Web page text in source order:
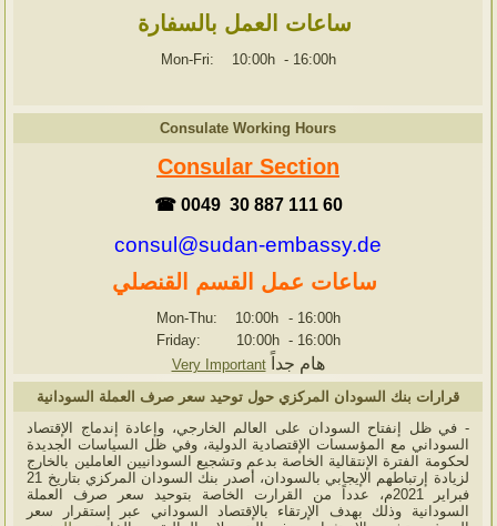
ساعات العمل بالسفارة
Mon-Fri: 10:00h - 16:00h
Consulate Working Hours
Consular Section
☎ 0049 30 887 111 60
consul@sudan-embassy.de
ساعات عمل القسم القنصلي
Mon-Thu: 10:00h - 16:00h
Friday: 10:00h - 16:00h
Very Important
هام جداً
قرارات بنك السودان المركزي حول توحيد سعر صرف العملة السودانية
- في ظل إنفتاح السودان على العالم الخارجي، وإعادة إندماج الإقتصاد
السوداني مع المؤسسات الإقتصادية الدولية، وفي ظل السياسات الجديدة
لحكومة الفترة الإنتقالية الخاصة بدعم وتشجيع السودانيين العاملين بالخارج
لزيادة إرتباطهم الإيجابي بالسودان، أصدر بنك السودان المركزي بتاريخ 21
فبراير 2021م، عدداً من القرارت الخاصة بتوحيد سعر صرف العملة
السودانية وذلك بهدف الإرتقاء بالإقتصاد السوداني عبر إستقرار سعر